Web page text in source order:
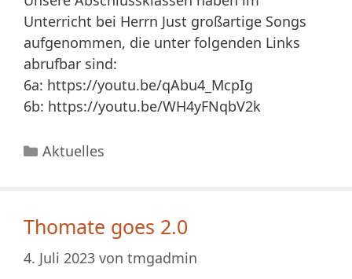
Unterricht bei Herrn Just großartige Songs
aufgenommen, die unter folgenden Links
abrufbar sind:
6a: https://youtu.be/qAbu4_McpIg
6b: https://youtu.be/WH4yFNqbV2k
Kategorien
Aktuelles
Thomate goes 2.0
4. Juli 2023 von tmgadmin